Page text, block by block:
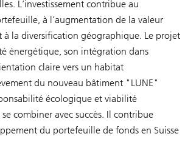
L’investissement contribue au
à l’augmentation de la valeur
à la diversification géographique. Le projet
énergétique, son intégration dans
claire vers un habitat
du nouveau bâtiment "LUNE"
écologique et viabilité
combiner avec succès. Il contribue
du portefeuille de fonds en Suisse